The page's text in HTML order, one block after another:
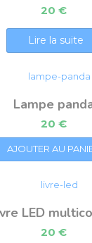
20 €
Lire la suite
Lampe
20 €
AJOUTER AU
LED
20 €